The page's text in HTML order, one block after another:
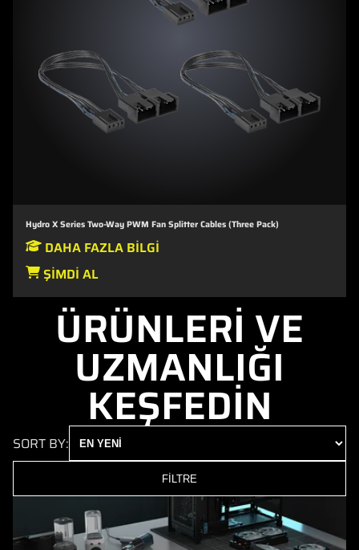
Hydro X Series Two-Way PWM Fan Splitter Cables (Three Pack)
DAHA FAZLA BILGI
ŞIMDI AL
ÜRÜNLERİ VE
UZMANLIĞI
KEŞFEDİN
SORT BY:
FİLTRE